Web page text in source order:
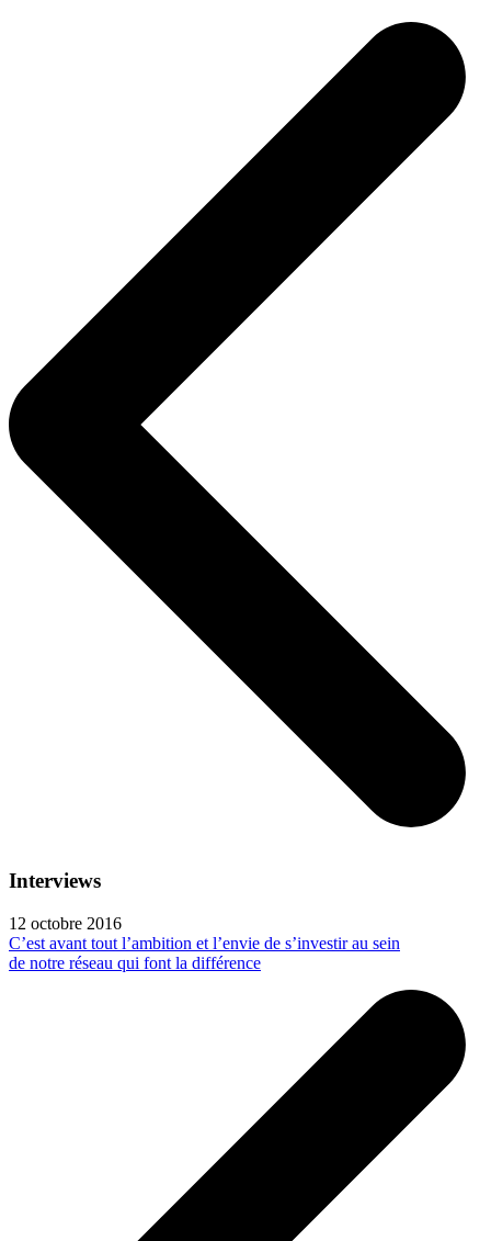
Interviews
12 octobre 2016
C’est avant tout l’ambition et l’envie de s’investir au sein
de notre réseau qui font la différence